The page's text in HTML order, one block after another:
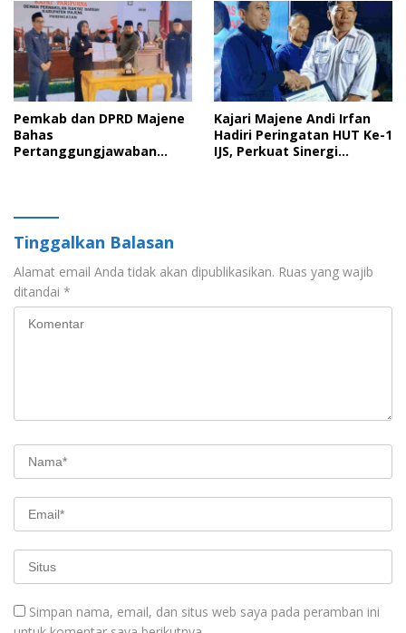
Keluarga
Pemkab dan DPRD Majene
Bahas
Pertanggungjawaban
Kajari Majene Andi Irfan
Hadiri Peringatan HUT Ke-1
IJS, Perkuat Sinergi
Tinggalkan Balasan
Alamat email Anda tidak akan dipublikasikan. Ruas yang wajib
ditandai *
Simpan nama, email, dan situs web saya pada peramban ini